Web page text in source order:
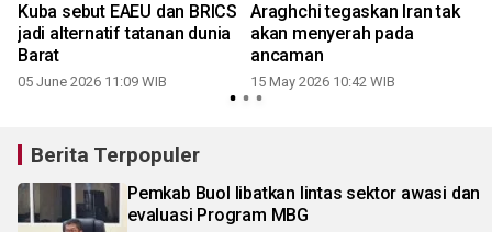
Kuba sebut EAEU dan BRICS
jadi alternatif tatanan dunia
Barat
05 June 2026 11:09 WIB
Araghchi tegaskan Iran tak
akan menyerah pada
ancaman
15 May 2026 10:42 WIB
Berita Terpopuler
Pemkab Buol libatkan lintas sektor awasi dan
evaluasi Program MBG